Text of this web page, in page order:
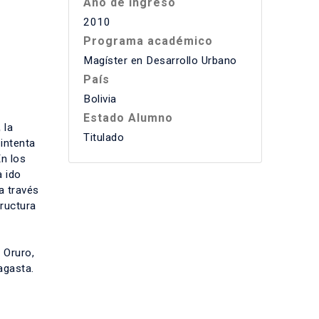
la
los
ido
través
2010
Programa académico
Magíster en Desarrollo Urbano
País
Bolivia
Estado Alumno
Titulado